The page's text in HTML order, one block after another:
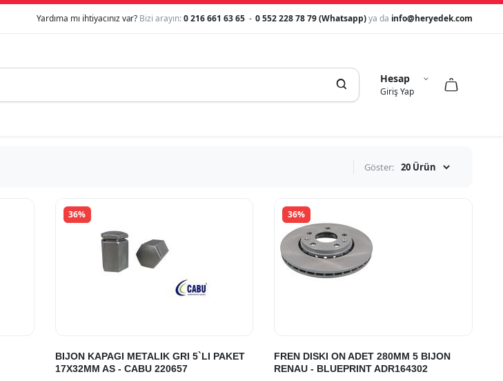
Yardıma mı ihtiyacınız var? Bizi arayın:0 216 661 63 65 -0 552 228 78 79 (Whatsapp)ya da info@heryedek.com
 Hesap
Giriş Yap
 
Göster:
36%
BIJON KAPAGI METALIK GRI 5`LI PAKET
17X32MM AS - CABU 220657
36%
FREN DISKI ON ADET 280MM 5 BIJON
RENAU - BLUEPRINT ADR164302